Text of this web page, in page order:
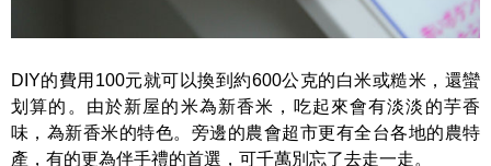
DIY的費用100元就可以換到約600公克的白米或糙米，還蠻
划算的。由於新屋的米為新香米，吃起來會有淡淡的芋香
味，為新香米的特色。旁邊的農會超市更有全台各地的農特
產，有的更為伴手禮的首選，可千萬別忘了去走一走。